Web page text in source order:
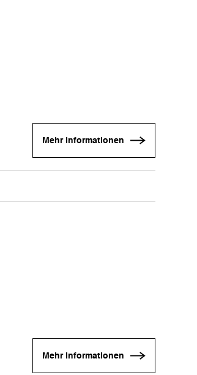
Mehr Informationen
Mehr Informationen